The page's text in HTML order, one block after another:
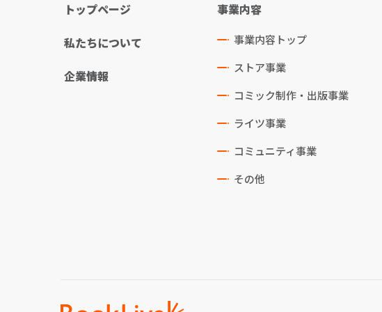
トップページ
私たちについて
企業情報
事業内容
事業内容トップ
ストア事業
コミック制作・出版事業
ライツ事業
コミュニティ事業
その他